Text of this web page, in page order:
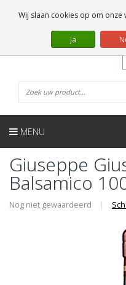
NL
MENU
Giuseppe
Balsamico
Nog niet gewaardeerd |
Wij slaan cookies op om
Ja